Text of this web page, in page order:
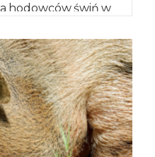
hodowców świń w